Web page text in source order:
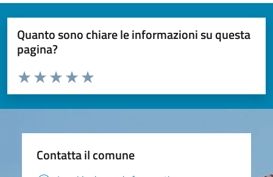
Quanto sono chiare le informazioni su questa
pagina?
Valuta da 1 a 5 stelle la pagina
Valuta 5 stelle su 5
Valuta 4 stelle su 5
Valuta 3 stelle su 5
Valuta 2 stelle su 5
Valuta 1 stelle su 5
Contatta il comune